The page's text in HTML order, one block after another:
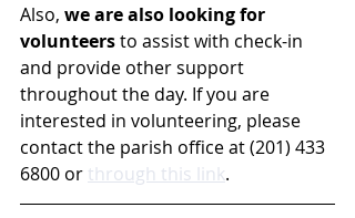
Also, we are also looking for
volunteers to assist with check-in
and provide other support
throughout the day. If you are
interested in volunteering, please
contact the parish office at (201) 433
6800 or through this link.